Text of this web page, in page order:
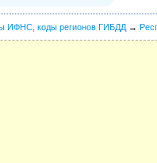
ИФНС, коды регионов ГИБДД →